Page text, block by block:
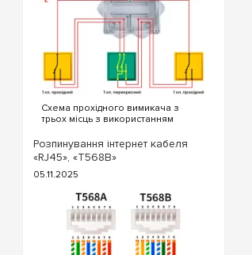
Схема прохідного вимикача з
трьох місць з використанням
вимикача. Для реалізації схеми
прохідних вимикачів з трьох точок
будуть потрібні наступні вимикачі:
Два од...
Розпинування інтернет кабеля
«RJ45», «T568B»
05.11.2025